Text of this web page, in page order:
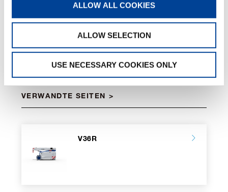
ALLOW ALL COOKIES
ALLOW SELECTION
USE NECESSARY COOKIES ONLY
Chargeur de batterie
Compartiment à outils
Système Valla Connect
Couleur personnalisée
VERWANDTE SEITEN
V36R